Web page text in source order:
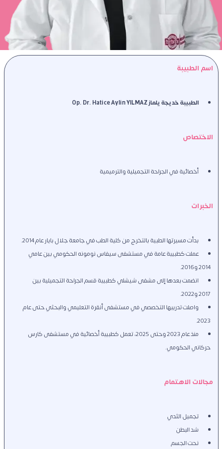
اسم الطبيبة
الطبيبة خديجة يلماز Op. Dr. Hatice Aylin YILMAZ
الاختصاص
أخصائية في الجراحة التجميلية والترميمية
الخبرات
بدأت مسيرتها الطبية بالتخرج من كلية الطب في جامعة جلال بايار عام 2014.
عملت كطبيبة عامة في مستشفى سيفاس نومونه الحكومي بين عامي
2014 و2016.
انضمت بعدها إلى مشفى شيشلي كطبيبة قسم الجراحة التجميلية بين
2017 و2022.
واصلت تدريبها التخصصي في مستشفى أنقرة التعليمي والبحثي حتى عام
2023.
منذ عام 2023 وحتى 2025، تعمل كطبيبة أخصائية في مستشفى كارس
حركاني الحكومي.
مجالات الاهتمام
تجميل الثدي
شد البطن
نحت الجسم